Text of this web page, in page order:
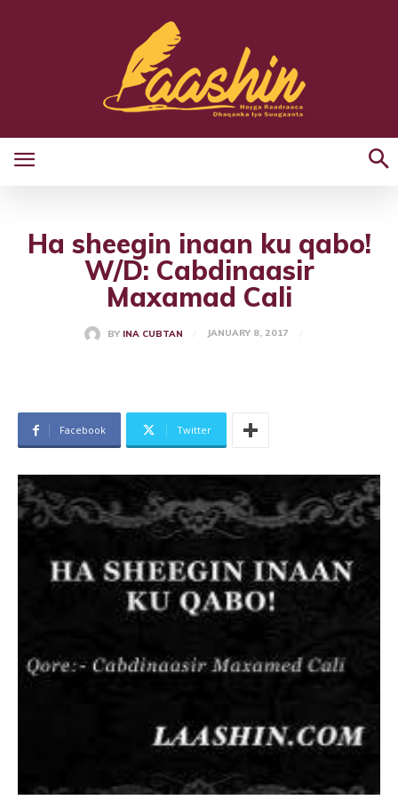
Ha sheegin inaan ku qabo!
W/D: Cabdinaasir
Maxamad Cali
BY INA CUBTAN JANUARY 8, 2017
Facebook Twitter